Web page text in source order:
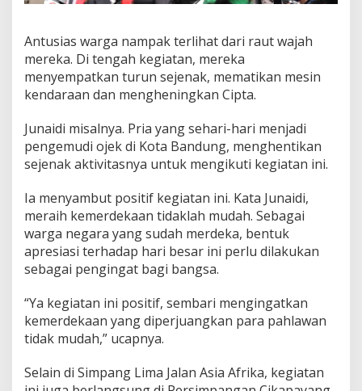
Antusias warga nampak terlihat dari raut wajah
mereka. Di tengah kegiatan, mereka
menyempatkan turun sejenak, mematikan mesin
kendaraan dan mengheningkan Cipta.
Junaidi misalnya. Pria yang sehari-hari menjadi
pengemudi ojek di Kota Bandung, menghentikan
sejenak aktivitasnya untuk mengikuti kegiatan ini.
Ia menyambut positif kegiatan ini. Kata Junaidi,
meraih kemerdekaan tidaklah mudah. Sebagai
warga negara yang sudah merdeka, bentuk
apresiasi terhadap hari besar ini perlu dilakukan
sebagai pengingat bagi bangsa.
“Ya kegiatan ini positif, sembari mengingatkan
kemerdekaan yang diperjuangkan para pahlawan
tidak mudah,” ucapnya.
Selain di Simpang Lima Jalan Asia Afrika, kegiatan